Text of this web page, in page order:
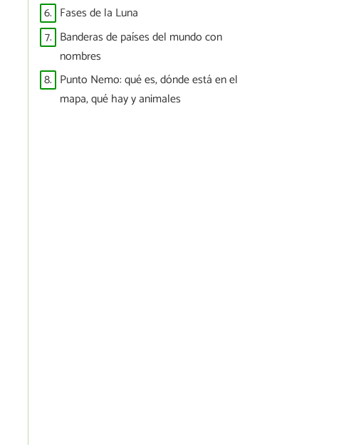
6. Fases de la Luna
7. Banderas de países del mundo con
nombres
8. Punto Nemo: qué es, dónde está en el
mapa, qué hay y animales